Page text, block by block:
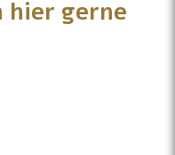
hier gerne